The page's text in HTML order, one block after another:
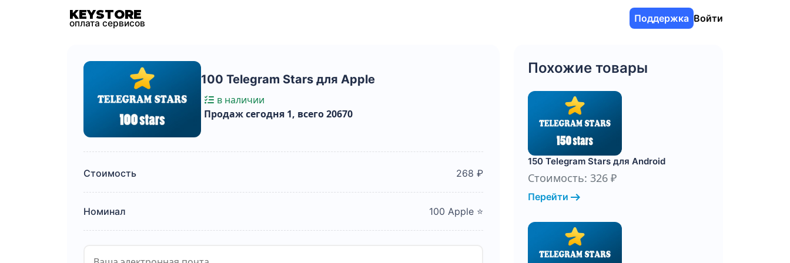
KEYSTORE
оплата сервисов Поддержка Войти
100 Telegram Stars для Apple
в наличии
Продаж сегодня 1, всего 20670
Стоимость 268 ₽
Номинал 100 Apple ⭐
Похожие товары
150 Telegram Stars для Android
Стоимость: 326 ₽
Перейти arrow_right_alt